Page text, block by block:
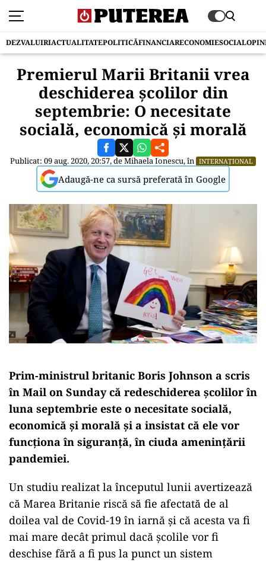
DEZVALUIRIACTUALITATEPOLITICĂFINANCIARECONOMIESOCIAL
Premierul Marii Britanii vrea
deschiderea școlilor din
septembrie: O necesitate
socială, economică şi morală
Publicat: 09 aug. 2020, 20:57, deMihaela Ionescu, în INTERNAȚIONAL
Adaugă-ne ca sursă preferată în Google
Prim-ministrul britanic Boris Johnson a scris
în Mail on Sunday că redeschiderea şcolilor în
luna septembrie este o necesitate socială,
economică şi morală şi a insistat că ele vor
funcţiona în siguranţă, în ciuda ameninţării
pandemiei.
Un studiu realizat la începutul lunii avertizează
că Marea Britanie riscă să fie afectată de al
doilea val de Covid-19 în iarnă şi că acesta va fi
mai mare decât primul dacă şcolile vor fi
deschise fără a fi pus la punct un sistem